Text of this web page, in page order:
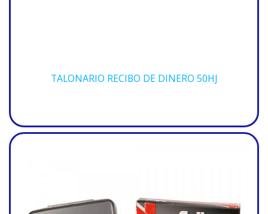
TALONARIO RECIBO DE DINERO 50HJ